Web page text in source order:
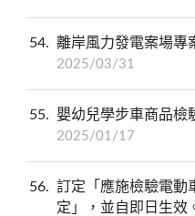
54 離岸風力發電案場專
2025/03/31
55 嬰幼兒學步車商品檢
2025/01/17
56
訂定「應施檢驗電動
定」，並自即日生效